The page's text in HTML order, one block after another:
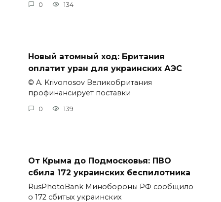
0 134
Новый атомный ход: Британия
оплатит уран для украинских АЭС
© A. Krivonosov Великобритания
профинансирует поставки
0 139
От Крыма до Подмосковья: ПВО
сбила 172 украинских беспилотника
RusPhotoBank Минобороны РФ сообщило
о 172 сбитых украинских